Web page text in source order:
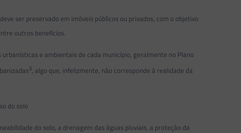
ser preservado em imóveis públicos ou privados, com o objetivo
outros benefícios.
e ambientais de cada município, geralmente no Plano
3, algo que, infelizmente, não corresponde à realidade da
do solo
do solo, a drenagem das águas pluviais, a proteção da